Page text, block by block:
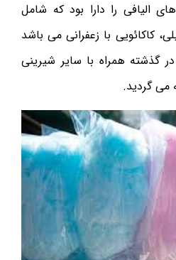
الیافی را دارا بود که شامل
کاکائویی با زعفرانی می باشد
گذشته همراه با سایر شیرینی
گردید.